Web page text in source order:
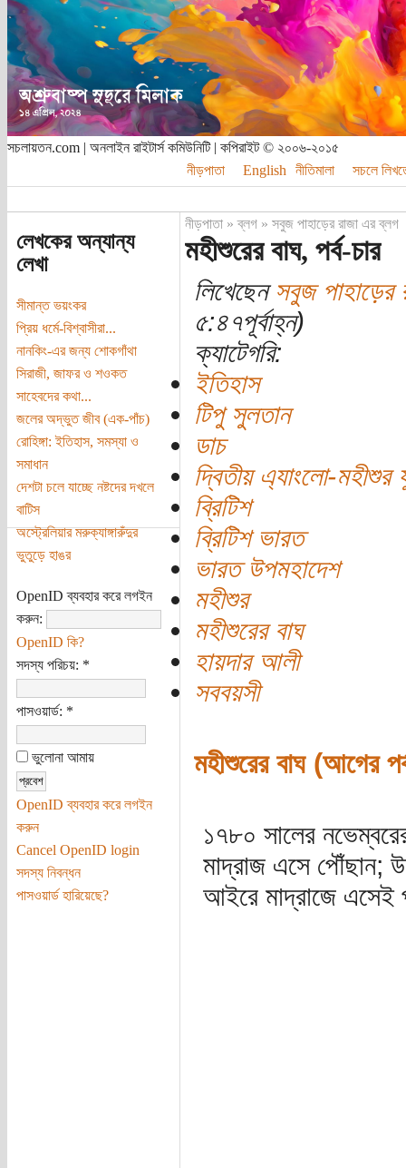
সচলায়তন.com | অনলাইন রাইটার্স কমিউনিটি | কপিরাইট © ২০০৬-২০১৫
নীড়পাতা
English নীতিমালা সচলে
লেখকের অন্যান্য
লেখা
সীমান্ত ভয়ংকর
প্রিয় ধর্মে-বিশ্বাসীরা...
নানকিং-এর জন্য শোকগাঁথা
সিরাজী, জাফর ও শওকত
সাহেবদের কথা...
জলের অদ্ভুত জীব (এক-পাঁচ)
রোহিঙ্গা: ইতিহাস, সমস্যা ও
সমাধান
দেশটা চলে যাচ্ছে নষ্টদের দখলে
বাটিস
অস্ট্রেলিয়ার মরুক্যাঙ্গারুঁদুর
ভুতুড়ে হাঙর
OpenID ব্যবহার করে লগইন
করুন:
OpenID কি?
সদস্য পরিচয়: *
পাসওয়ার্ড: *
ভুলোনা আমায়
OpenID ব্যবহার করে লগইন
করুন
Cancel OpenID login
সদস্য নিবন্ধন
পাসওয়ার্ড হারিয়েছে?
নীড়পাতা»ব্লগ» সবুজ পাহাড়ের রাজা এর ব্লগ
মহীশুরের বাঘ, পর্ব-চার
লিখেছেনসবুজ পাহাড়ের
৫:৪৭পূর্বাহ্ন)
ক্যাটেগরি:
ইতিহাস
টিপু সুলতান
ডাচ
দ্বিতীয় এ্যাংলো-মহীশুর
ব্রিটিশ
ব্রিটিশ ভারত
ভারত উপমহাদেশ
মহীশুর
মহীশুরের বাঘ
হায়দার আলী
সববয়সী
মহীশুরের বাঘ (আগের
১৭৮০ সালের
মাদ্রাজ এসে পৌঁছান;
আইরে মাদ্রাজে এসেই